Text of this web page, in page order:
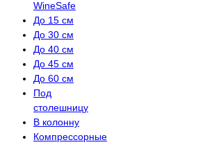
WineSafe
До 15 см
До 30 см
До 40 см
До 45 см
До 60 см
Под
столешницу
В колонну
Компрессорные